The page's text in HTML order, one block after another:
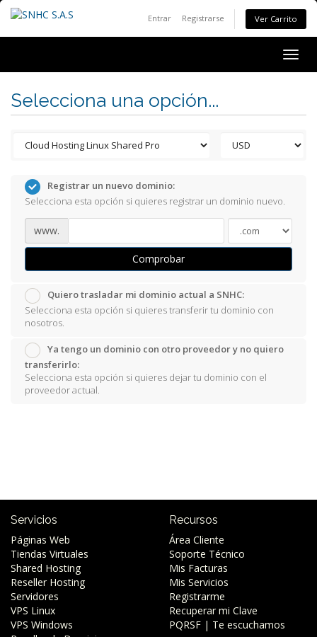
Entrar Registrarse Ver Carrito
Selecciona una opción...
Registrar un nuevo dominio:
Selecciona esta opción si quieres registrar un dominio nuevo.
www.
Comprobar
Quiero trasladar mi dominio actual a SNHC:
Selecciona esta opción si quieres transferir tu dominio con
nosotros.
Ya tengo un dominio con otro proveedor y no quiero
transferirlo:
Selecciona esta opción si quieres dejar tu dominio con el
proveedor actual.
Servicios
Páginas Web
Tiendas Virtuales
Shared Hosting
Reseller Hosting
Servidores
VPS Linux
VPS Windows
Recursos
Área Cliente
Soporte Técnico
Mis Facturas
Mis Servicios
Registrarme
Recuperar mi Clave
PQRSF | Te escuchamos